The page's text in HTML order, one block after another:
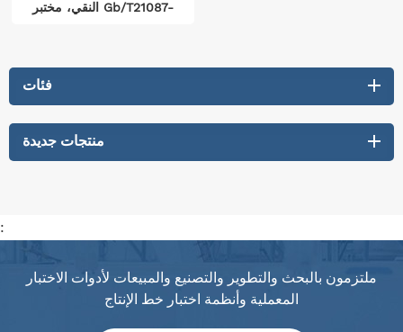
النقي، مختبر Gb/T21087-
فئات
منتجات جديدة
:
ملتزمون بالبحث والتطوير والتصنيع والمبيعات لأدوات الاختبار
المعملية وأنظمة اختبار خط الإنتاج